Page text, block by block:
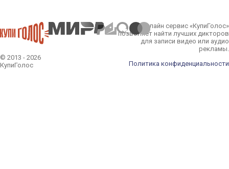
© 2013 - 2026
КупиГолос
Онлайн сервис «КупиГолос»
позволяет найти лучших дикторов
для записи видео или аудио
рекламы.
Политика конфиденциальности